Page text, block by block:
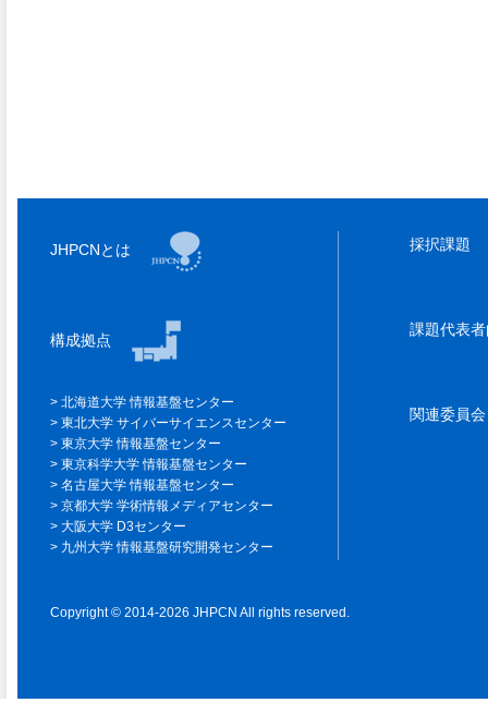
JHPCNとは
構成拠点
北海道大学 情報基盤センター
東北大学 サイバーサイエンスセンター
東京大学 情報基盤センター
東京科学大学 情報基盤センター
名古屋大学 情報基盤センター
京都大学 学術情報メディアセンター
大阪大学 D3センター
九州大学 情報基盤研究開発センター
採択課題
課題代表
関連委員
Copyright © 2014-2026 JHPCN All rights reserved.